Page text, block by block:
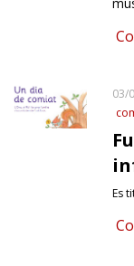
03/
Es